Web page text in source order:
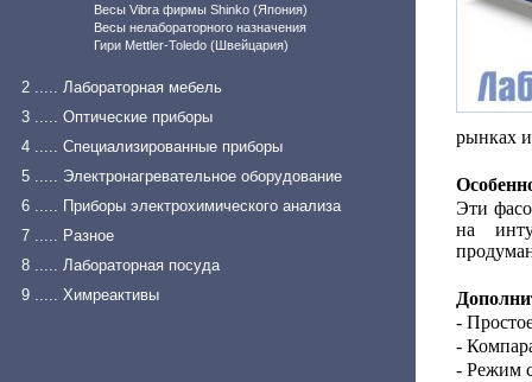
Весы Vibra фирмы Shinko (Япония)
Весы нелабораторного назначения
Гири Mettler-Toledo (Швейцария)
2 ..... Лабораторная мебель
3 ..... Оптические приборы
4 ..... Специализированные приборы
5 ..... Электронагревательное оборудование
6 ..... Приборы электрохимического анализа
7 ..... Разное
8 ..... Лабораторная посуда
9 ..... Химреактивы
рынках
Эти
на
-
-
- Режим